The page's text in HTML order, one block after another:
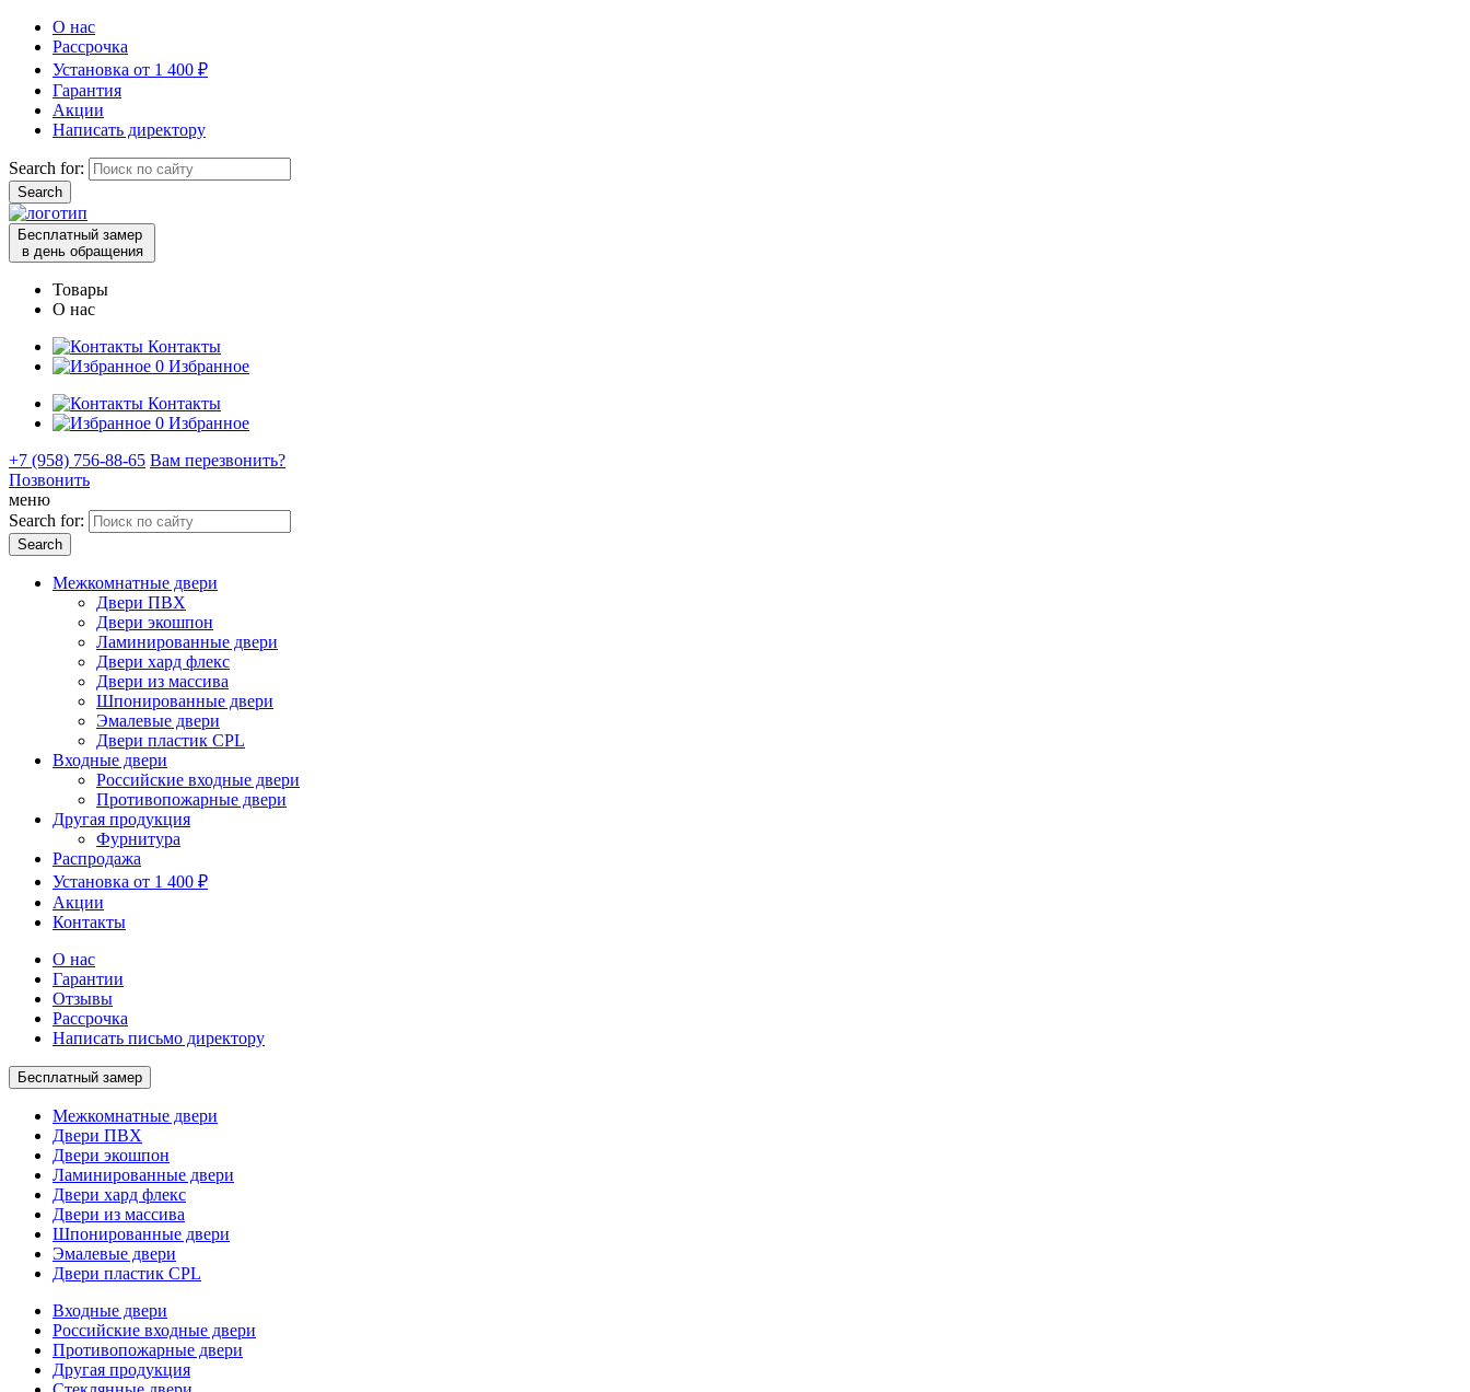
О нас
Рассрочка
Установка от 1 400 ₽
Гарантия
Акции
Написать директору
Search for:
Бесплатный замер
в день обращения
Товары
О нас
Контакты
0 Избранное
Контакты
0 Избранное
+7 (958) 756-88-65 Вам перезвонить?
Позвонить
меню
Search for:
Межкомнатные двери
Двери ПВХ
Двери экошпон
Ламинированные двери
Двери хард флекс
Двери из массива
Шпонированные двери
Эмалевые двери
Двери пластик CPL
Входные двери
Российские входные двери
Противопожарные двери
Другая продукция
Фурнитура
Распродажа
Установка от 1 400 ₽
Акции
Контакты
О нас
Гарантии
Отзывы
Рассрочка
Написать письмо директору
Бесплатный замер
Межкомнатные двери
Двери ПВХ
Двери экошпон
Ламинированные двери
Двери хард флекс
Двери из массива
Шпонированные двери
Эмалевые двери
Двери пластик CPL
Входные двери
Российские входные двери
Противопожарные двери
Другая продукция